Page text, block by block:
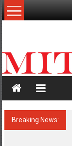
Skip
to
สะท้อน
ลึก
เหลี่ยม
มุม
เศรษฐกิจ-
การเมือง-
Breaking News: